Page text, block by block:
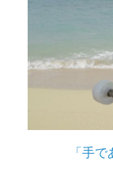
「手